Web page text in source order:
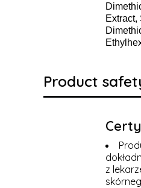
Product
z